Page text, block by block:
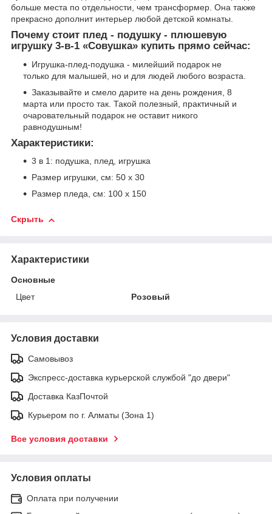
больше места по отдельности, чем трансформер. Она также
прекрасно дополнит интерьер любой детской комнаты.
Почему стоит плед - подушку - плюшевую
игрушку 3-в-1 «Совушка» купить прямо сейчас:
Игрушка-плед-подушка - милейший подарок не
только для малышей, но и для людей любого возраста.
Заказывайте и смело дарите на день рождения, 8
марта или просто так. Такой полезный, практичный и
очаровательный подарок не оставит никого
равнодушным!
Характеристики:
3 в 1: подушка, плед, игрушка
Размер игрушки, см: 50 х 30
Размер пледа, см: 100 х 150
Скрыть
Характеристики
Основные
Цвет
Розовый
Условия доставки
Самовывоз
Экспресс-доставка курьерской службой "до двери"
Доставка КазПочтой
Курьером по г. Алматы (Зона 1)
Все условия доставки
Условия оплаты
Оплата при получении